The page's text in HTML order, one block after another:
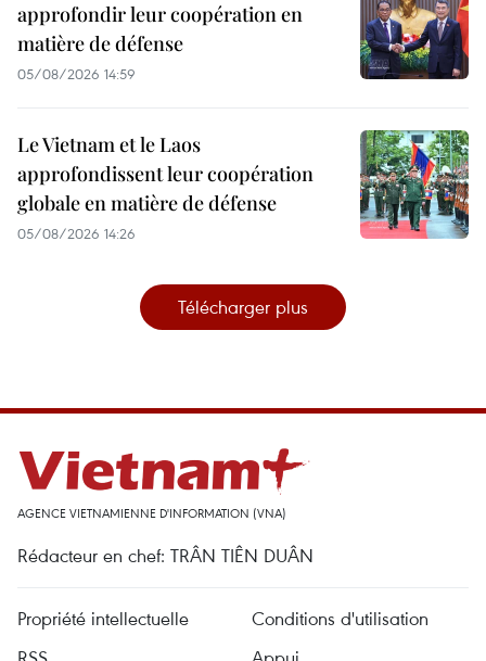
approfondir leur coopération en
matière de défense
05/08/2026 14:59
Le Vietnam et le Laos
approfondissent leur coopération
globale en matière de défense
05/08/2026 14:26
Télécharger plus
AGENCE VIETNAMIENNE D'INFORMATION (VNA)
Rédacteur en chef: TRÂN TIÊN DUÂN
Propriété intellectuelle
Conditions d'utilisation